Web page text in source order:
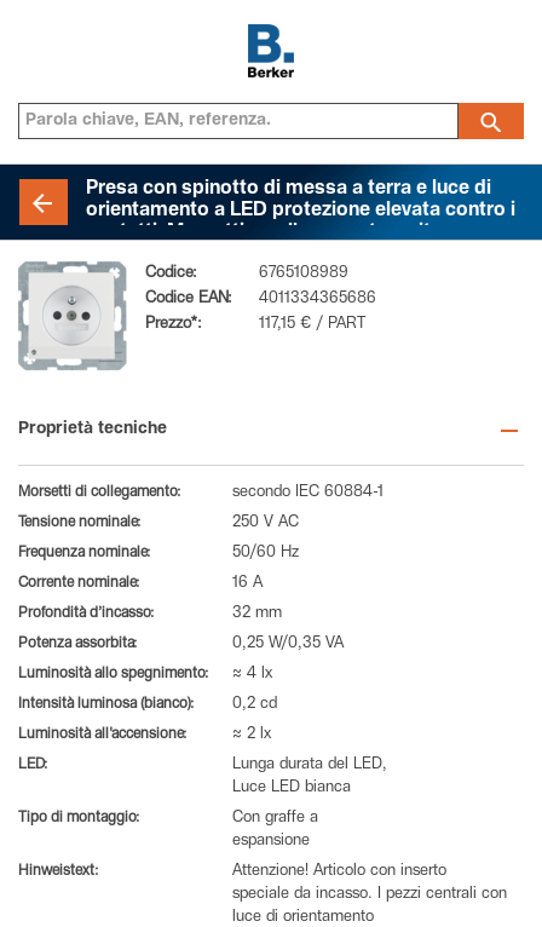
Presa con spinotto di messa a terra e luce di
orientamento a LED protezione elevata contro i
Codice:
6765108989
Codice EAN:
4011334365686
Prezzo*:
117,15 € / PART
Proprietà tecniche
Morsetti di collegamento: secondo IEC 60884-1
Tensione nominale: 250 V AC
Frequenza nominale: 50/60 Hz
Corrente nominale: 16 A
Profondità d’incasso: 32 mm
Potenza assorbita: 0,25 W/0,35 VA
Luminosità allo spegnimento: ≈ 4 lx
Intensità luminosa (bianco): 0,2 cd
Luminosità all'accensione: ≈ 2 lx
LED:
Lunga durata del LED,
Luce LED bianca
Tipo di montaggio:
Con graffe a
espansione
Hinweistext:
Attenzione! Articolo con inserto
speciale da incasso. I pezzi centrali con
luce di orientamento